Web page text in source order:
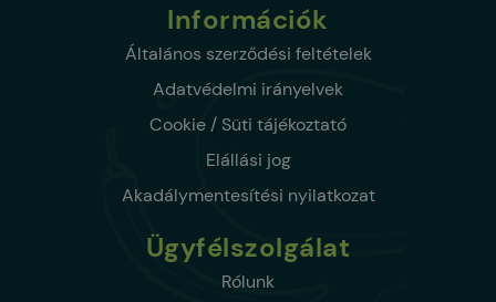
Információk
Általános szerződési feltételek
Adatvédelmi irányelvek
Cookie / Süti tájékoztató
Elállási jog
Akadálymentesítési nyilatkozat
Ügyfélszolgálat
Rólunk